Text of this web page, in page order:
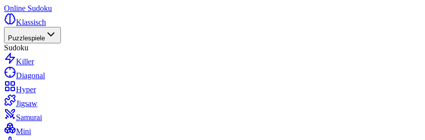
Online Sudoku
Klassisch
Puzzlespiele
Sudoku
Killer
Diagonal
Hyper
Jigsaw
Samurai
Mini